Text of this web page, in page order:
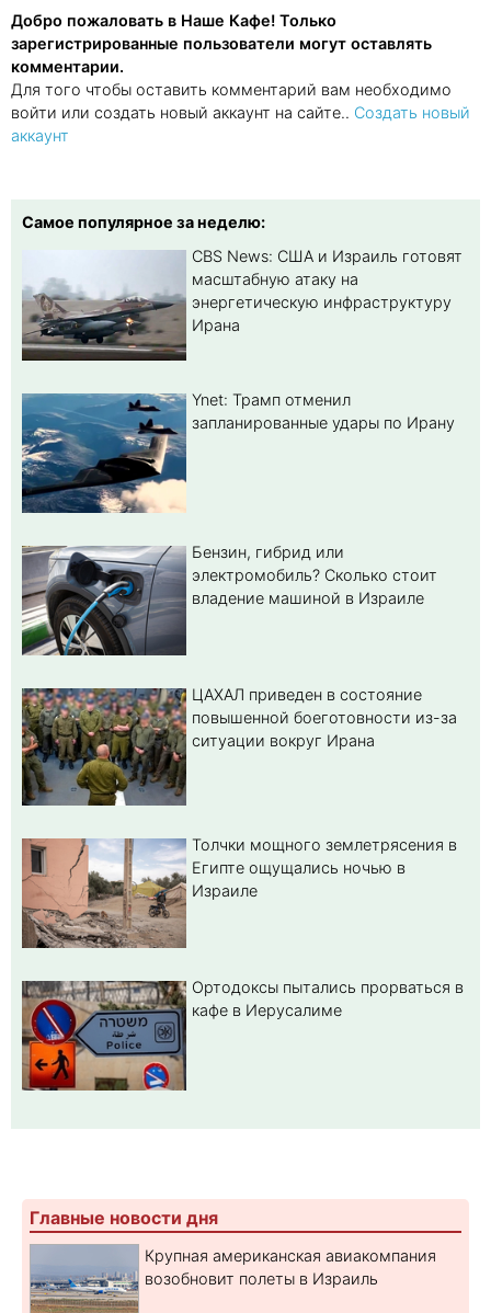
Добро пожаловать в Наше Кафе! Только
зарегистрированные пользователи могут оставлять
комментарии.
Для того чтобы оставить комментарий вам необходимо
войти или создать новый аккаунт на сайте.. Создать новый
аккаунт
Самое популярное за неделю:
CBS News: США и Израиль готовят
масштабную атаку на
энергетическую инфраструктуру
Ирана
Ynet: Трамп отменил
запланированные удары по Ирану
Бензин, гибрид или
электромобиль? Cколько стоит
владение машиной в Израиле
ЦАХАЛ приведен в состояние
повышенной боеготовности из-за
ситуации вокруг Ирана
Толчки мощного землетрясения в
Египте ощущались ночью в
Израиле
Ортодоксы пытались прорваться в
кафе в Иерусалиме
Главные новости дня
Крупная американская авиакомпания
возобновит полеты в Израиль